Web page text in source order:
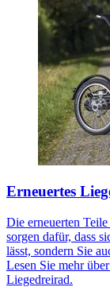
Erneuertes
Die erneuerten
sorgen dafür, dass
lässt, sondern Sie
Lesen Sie mehr
Liegedreirad.